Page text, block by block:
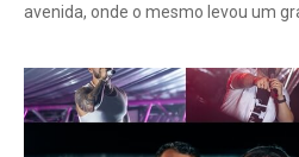
avenida, onde o mesmo levou um